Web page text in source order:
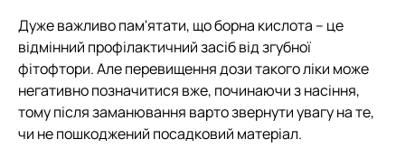
Дуже важливо пам'ятати, що борна кислота – це
відмінний профілактичний засіб від згубної
фітофтори. Але перевищення дози такого ліки може
негативно позначитися вже, починаючи з насіння,
тому після заманювання варто звернути увагу на те,
чи не пошкоджений посадковий матеріал.